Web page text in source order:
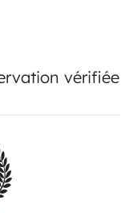
vérifiée